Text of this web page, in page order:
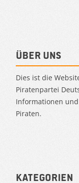
Über uns
Dies ist die
Piratenpartei
Informationen
Piraten.
Kategorien